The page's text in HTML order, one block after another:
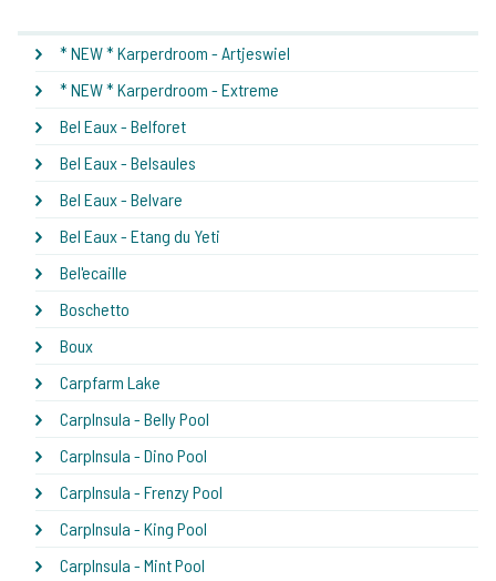
* NEW * Karperdroom - Artjeswiel
* NEW * Karperdroom - Extreme
Bel Eaux - Belforet
Bel Eaux - Belsaules
Bel Eaux - Belvare
Bel Eaux - Etang du Yeti
Bel'ecaille
Boschetto
Boux
Carpfarm Lake
CarpInsula - Belly Pool
CarpInsula - Dino Pool
CarpInsula - Frenzy Pool
CarpInsula - King Pool
CarpInsula - Mint Pool